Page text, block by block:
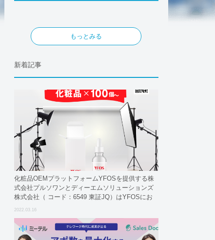
もっとみる
新着記事
化粧品OEMプラットフォームYFOSを提供する株
式会社プルソワンとディーエムソリューションズ
株式会社（ コード：6549 東証JQ）はYFOSにお
2022.03.16